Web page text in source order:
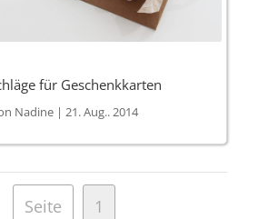
für Geschenkkarten
Nadine| 21. Aug.. 2014
Seite 1